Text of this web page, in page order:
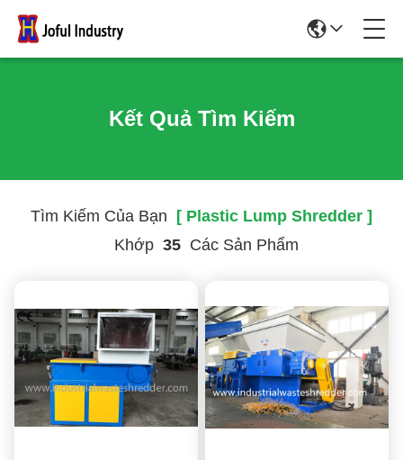
Kết Quả Tìm Kiếm
Tìm Kiếm Của Bạn [ Plastic Lump Shredder ]
Khớp 35Các Sản Phẩm